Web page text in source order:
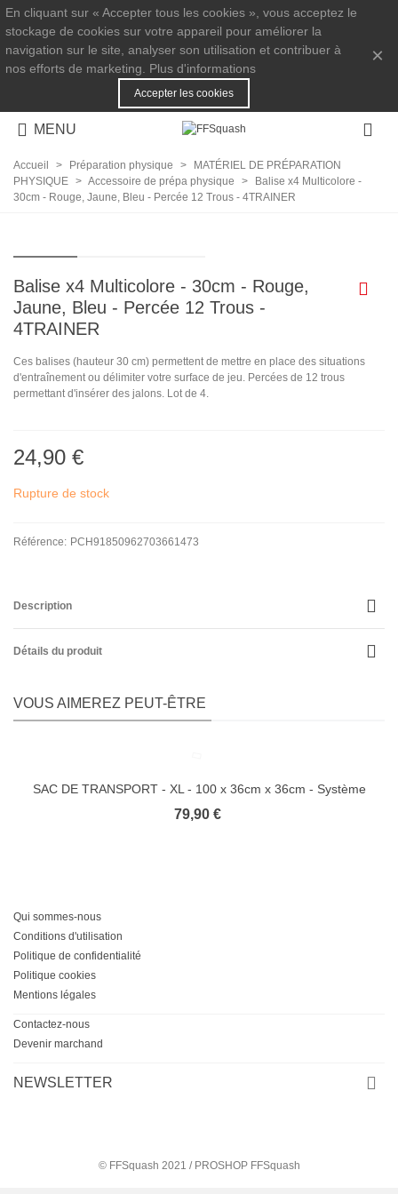
En cliquant sur « Accepter tous les cookies », vous acceptez le
stockage de cookies sur votre appareil pour améliorer la
navigation sur le site, analyser son utilisation et contribuer à
nos efforts de marketing. Plus d'informations
Accepter les cookies
×
MENU
Accueil > Préparation physique >
MATÉRIEL DE PRÉPARATION
PHYSIQUE > Accessoire de prépa physique >
Balise x4 Multicolore -
30cm - Rouge, Jaune, Bleu - Percée 12 Trous - 4TRAINER
Balise x4 Multicolore - 30cm - Rouge,
Jaune, Bleu - Percée 12 Trous -
4TRAINER
Ces balises (hauteur 30 cm) permettent de mettre en place des situations
d'entraînement ou délimiter votre surface de jeu. Percées de 12 trous
permettant d'insérer des jalons. Lot de 4.
24,90 €
Rupture de stock
Référence: PCH91850962703661473
Description
Détails du produit
VOUS AIMEREZ PEUT-ÊTRE
SAC DE TRANSPORT - XL - 100 x 36cm x 36cm - Système
Trolley avec Roulettes - 4TRAINER
79,90 €
Qui sommes-nous
Conditions d'utilisation
Politique de confidentialité
Politique cookies
Mentions légales
Contactez-nous
Devenir marchand
NEWSLETTER
© FFSquash 2021 / PROSHOP FFSquash